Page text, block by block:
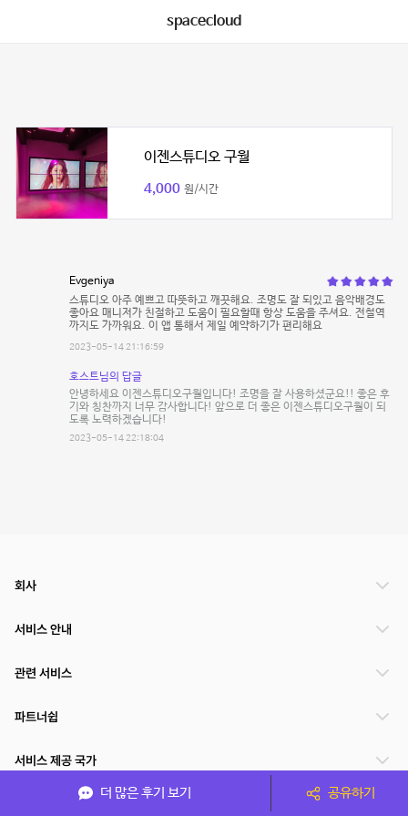
spacecloud
이젠스튜디오 구월
4,000 원/시간
Evgeniya
스튜디오 아주 예쁘고 따뜻하고 깨끗해요. 조명도 잘 되있고 음악배경도
좋아요 매니저가 친절하고 도움이 필요할때 항상 도움을 주셔요. 전철역
까지도 가까워요. 이 앱 통해서 제일 예약하기가 편리해요
2023-05-14 21:16:59
호스트님의 답글
안녕하세요 이젠스튜디오구월입니다! 조명을 잘 사용하셨군요!! 좋은 후
기와 칭찬까지 너무 감사합니다! 앞으로 더 좋은 이젠스튜디오구월이 되
도록 노력하겠습니다!
2023-05-14 22:18:04
더 많은 후기 보기 공유하기
회사
서비스 안내
관련 서비스
파트너쉽
서비스 제공 국가